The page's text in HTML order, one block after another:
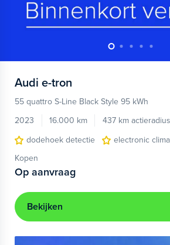
Audi e-tron
55 quattro S-Line Black Style 95 kWh
2023
16.000 km 437 km actieradius
dodehoek detectie
electronic
Kopen
Op aanvraag
Bekijken